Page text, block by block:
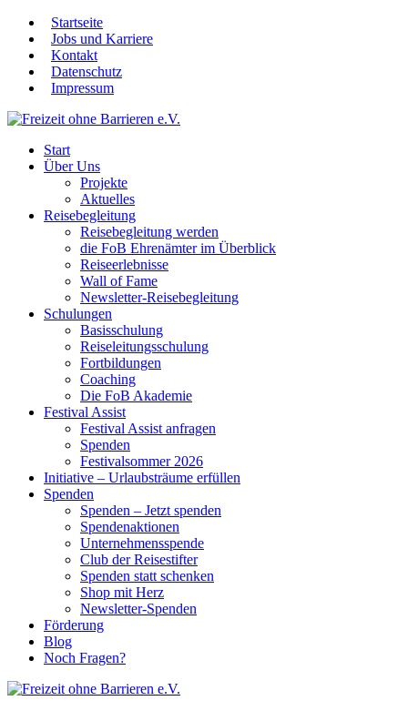
Startseite
Jobs und Karriere
Kontakt
Datenschutz
Impressum
Start
Über Uns
Projekte
Aktuelles
Reisebegleitung
Reisebegleitung werden
die FoB Ehrenämter im Überblick
Reiseerlebnisse
Wall of Fame
Newsletter-Reisebegleitung
Schulungen
Basisschulung
Reiseleitungsschulung
Fortbildungen
Coaching
Die FoB Akademie
Festival Assist
Festival Assist anfragen
Spenden
Festivalsommer 2026
Initiative – Urlaubsträume erfüllen
Spenden
Spenden – Jetzt spenden
Spendenaktionen
Unternehmensspende
Club der Reisestifter
Spenden statt schenken
Shop mit Herz
Newsletter-Spenden
Förderung
Blog
Noch Fragen?